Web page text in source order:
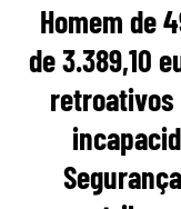
Homem de
de 3.389,10
retroativos